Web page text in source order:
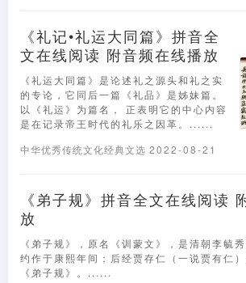
《礼记•礼运大同篇》拼音全
文在线阅读 附音频在线播放
《礼运大同篇》是论述礼之源头和礼之实
的专论，它同后一篇《礼品》是姊妹篇。
以《礼运》为篇名， 正表明它的中心内容
是在记录帝王时代的礼乐之因革。......
中华优秀传统文化经典文选 2022-08-21
《弟子规》拼音全文在线阅读
放
《弟子规》，原名《训蒙文》，是清朝李毓
约作于康熙年间；后经贾存仁（一说贾有仁
《弟子规》。......